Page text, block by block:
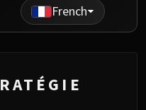
French